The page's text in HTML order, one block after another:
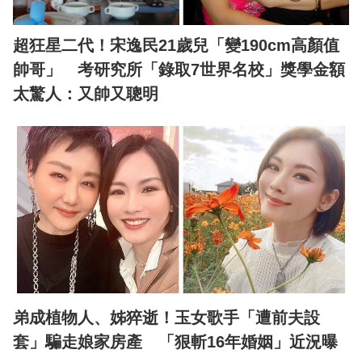
超狂星二代！宋逸民21歲兒「變190cm高顏值
帥哥」 考研究所「錄取7世界名校」獎學金額
太驚人：又帥又聰明
弟成植物人、姊猝逝！玉女歌手「遭前夫設
套」騙走娘家房產 「狠斬16年婚姻」近況曝